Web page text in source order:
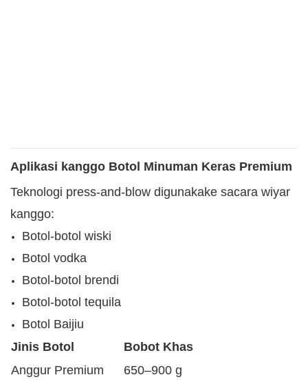
Aplikasi kanggo Botol Minuman Keras Premium
Teknologi press-and-blow digunakake sacara wiyar
kanggo:
Botol-botol wiski
Botol vodka
Botol-botol brendi
Botol-botol tequila
Botol Baijiu
Jinis Botol
Bobot Khas
Anggur Premium
650–900 g